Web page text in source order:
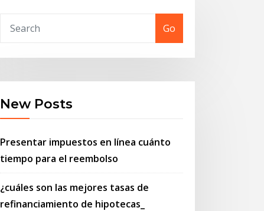
Go
New Posts
Presentar impuestos en línea cuánto
tiempo para el reembolso
¿cuáles son las mejores tasas de
refinanciamiento de hipotecas_